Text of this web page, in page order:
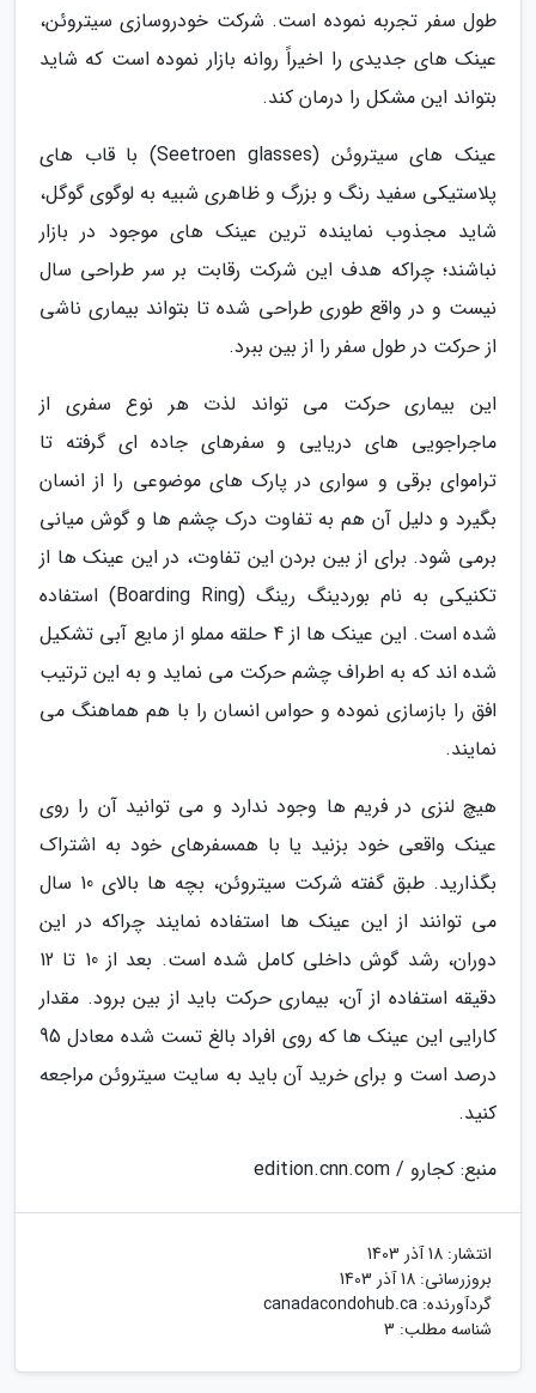
طول سفر تجربه نموده است. شرکت خودروسازی سیتروئن،
عینک های جدیدی را اخیراً روانه بازار نموده است که شاید
بتواند این مشکل را درمان کند.
عینک های سیتروئن (Seetroen glasses) با قاب های
پلاستیکی سفید رنگ و بزرگ و ظاهری شبیه به لوگوی گوگل،
شاید مجذوب نماینده ترین عینک های موجود در بازار
نباشند؛ چراکه هدف این شرکت رقابت بر سر طراحی سال
نیست و در واقع طوری طراحی شده تا بتواند بیماری ناشی
از حرکت در طول سفر را از بین ببرد.
این بیماری حرکت می تواند لذت هر نوع سفری از
ماجراجویی های دریایی و سفرهای جاده ای گرفته تا
تراموای برقی و سواری در پارک های موضوعی را از انسان
بگیرد و دلیل آن هم به تفاوت درک چشم ها و گوش میانی
برمی شود. برای از بین بردن این تفاوت، در این عینک ها از
تکنیکی به نام بوردینگ رینگ (Boarding Ring) استفاده
شده است. این عینک ها از 4 حلقه مملو از مایع آبی تشکیل
شده اند که به اطراف چشم حرکت می نماید و به این ترتیب
افق را بازسازی نموده و حواس انسان را با هم هماهنگ می
نمایند.
هیچ لنزی در فریم ها وجود ندارد و می توانید آن را روی
عینک واقعی خود بزنید یا با همسفرهای خود به اشتراک
بگذارید. طبق گفته شرکت سیتروئن، بچه ها بالای 10 سال
می توانند از این عینک ها استفاده نمایند چراکه در این
دوران، رشد گوش داخلی کامل شده است. بعد از 10 تا 12
دقیقه استفاده از آن، بیماری حرکت باید از بین برود. مقدار
کارایی این عینک ها که روی افراد بالغ تست شده معادل 95
درصد است و برای خرید آن باید به سایت سیتروئن مراجعه
کنید.
منبع: کجارو / edition.cnn.com
انتشار: 18 آذر 1403
بروزرسانی: 18 آذر 1403
گردآورنده: canadacondohub.ca
شناسه مطلب: 3